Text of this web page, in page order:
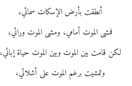
أنطقت بأرض الإسكات سمائي،
فمشى الموت أمامي، ومشى الموت ورائي،
لكن قامت بين الموت وبين الموت حياة إبائي،
وتمشيت برغم الموت على أشلائي،